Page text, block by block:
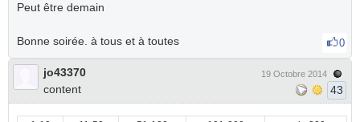
Peut être demain
Bonne soirée. à tous et à toutes 0
jo43370
content
19 Octobre 2014
43